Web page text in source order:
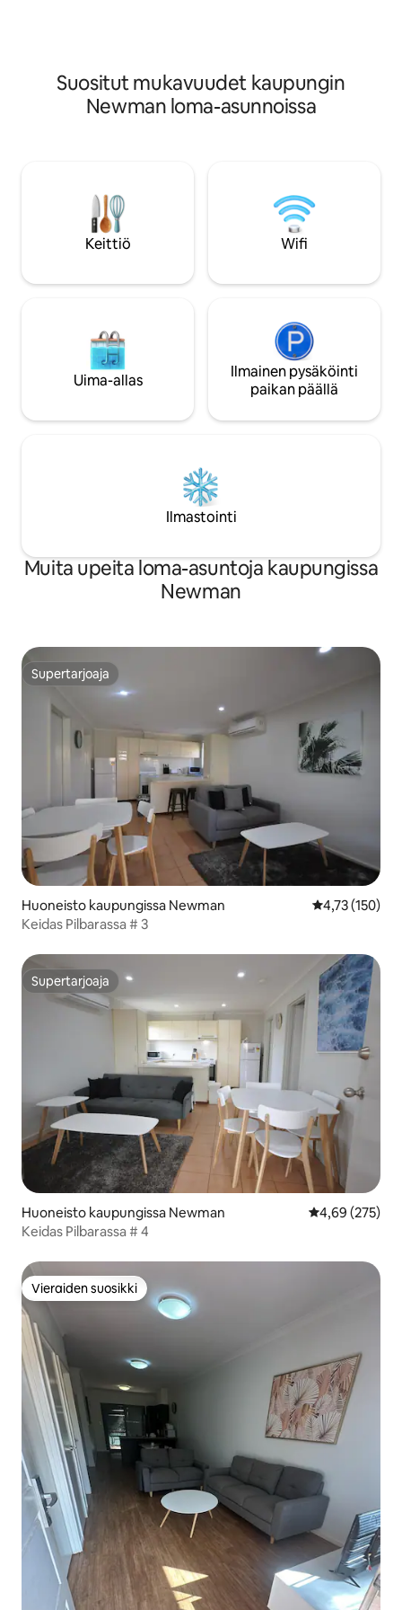
Suositut mukavuudet kaupungin
Newman loma-asunnoissa
Keittiö Wifi
Uima-allas
Ilmainen pysäköinti
paikan päällä
Ilmastointi
Muita upeita loma-asuntoja kaupungissa
Newman
Supertarjoaja
Supertarjoaja
Huoneisto kaupungissa Newman
4,73 (150)
Keidas Pilbarassa # 3
Supertarjoaja
Supertarjoaja
Huoneisto kaupungissa Newman
4,69 (275)
Keidas Pilbarassa # 4
Vieraiden suosikki
Vieraiden suosikki